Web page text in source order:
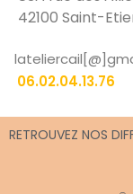
42100 Saint-
06.02.04.13.76
RETROUVEZ NOS